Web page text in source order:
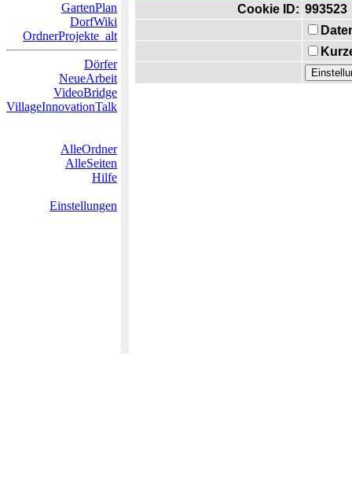
GartenPlan
DorfWiki
OrdnerProjekte_alt
Dörfer
NeueArbeit
VideoBridge
VillageInnovationTalk
AlleOrdner
AlleSeiten
Hilfe
Einstellungen
Cookie ID: 993523